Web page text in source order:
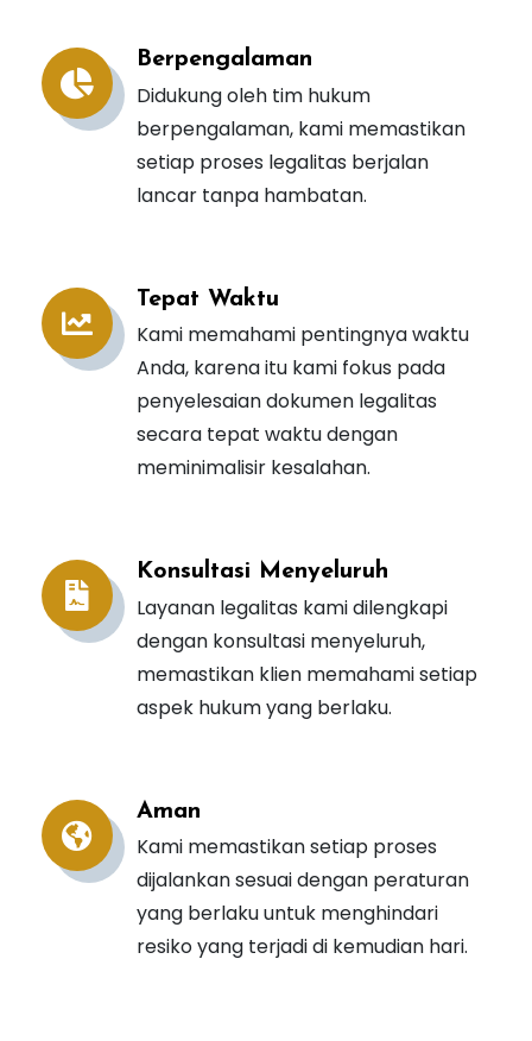
Berpengalaman
Didukung oleh tim hukum
berpengalaman, kami memastikan
setiap proses legalitas berjalan
lancar tanpa hambatan.
Tepat Waktu
Kami memahami pentingnya waktu
Anda, karena itu kami fokus pada
penyelesaian dokumen legalitas
secara tepat waktu dengan
meminimalisir kesalahan.
Konsultasi Menyeluruh
Layanan legalitas kami dilengkapi
dengan konsultasi menyeluruh,
memastikan klien memahami setiap
aspek hukum yang berlaku.
Aman
Kami memastikan setiap proses
dijalankan sesuai dengan peraturan
yang berlaku untuk menghindari
resiko yang terjadi di kemudian hari.